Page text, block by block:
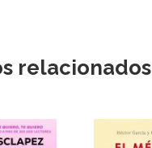
relacionados